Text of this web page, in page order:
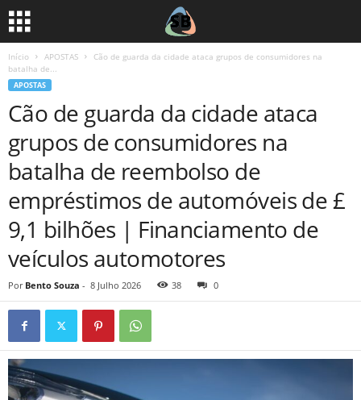
Início APOSTAS
Cão de guarda da cidade ataca grupos de consumidores na
batalha de...
APOSTAS
Cão de guarda da cidade ataca
grupos de consumidores na
batalha de reembolso de
empréstimos de automóveis de £
9,1 bilhões | Financiamento de
veículos automotores
Por Bento Souza - 8 Julho 2026 38 0